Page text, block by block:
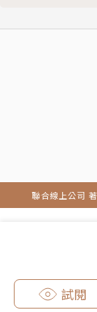
試閱
數已被疾病折
棘手病例時會
文化大學新聞
譯者與文字工
觸關於大自然
《往前走的力
聯合線上公司